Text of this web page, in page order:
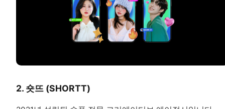
2. 숏뜨 (SHORTT)